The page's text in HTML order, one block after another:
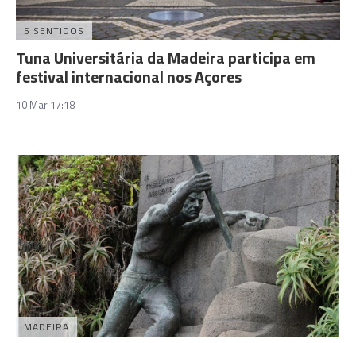
5 SENTIDOS
Tuna Universitária da Madeira participa em
festival internacional nos Açores
10 Mar 17:18
MADEIRA